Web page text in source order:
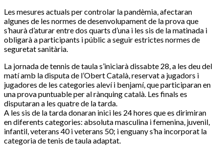
Les mesures actuals per controlar la pandèmia, afectaran
algunes de les normes de desenvolupament de la prova que
s’haurà d’aturar entre dos quarts d’una i les sis de la matinada i
obligarà a participants i públic a seguir estrictes normes de
seguretat sanitària.
La jornada de tennis de taula s’iniciarà dissabte 28, a les deu del
matí amb la disputa de l’Obert Català, reservat a jugadors i
jugadores de les categories aleví i benjamí, que participaran en
una prova puntuable per al rànquing català. Les finals es
disputaran a les quatre de la tarda.
A les sis de la tarda donaran inici les 24 hores que es dirimiran
en diferents categories: absoluta masculina i femenina, juvenil,
infantil, veterans 40 i veterans 50; i enguany s’ha incorporat la
categoria de tenis de taula adaptat.